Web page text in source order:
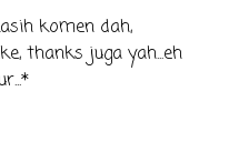
komen dah,
thanks juga yah...eh